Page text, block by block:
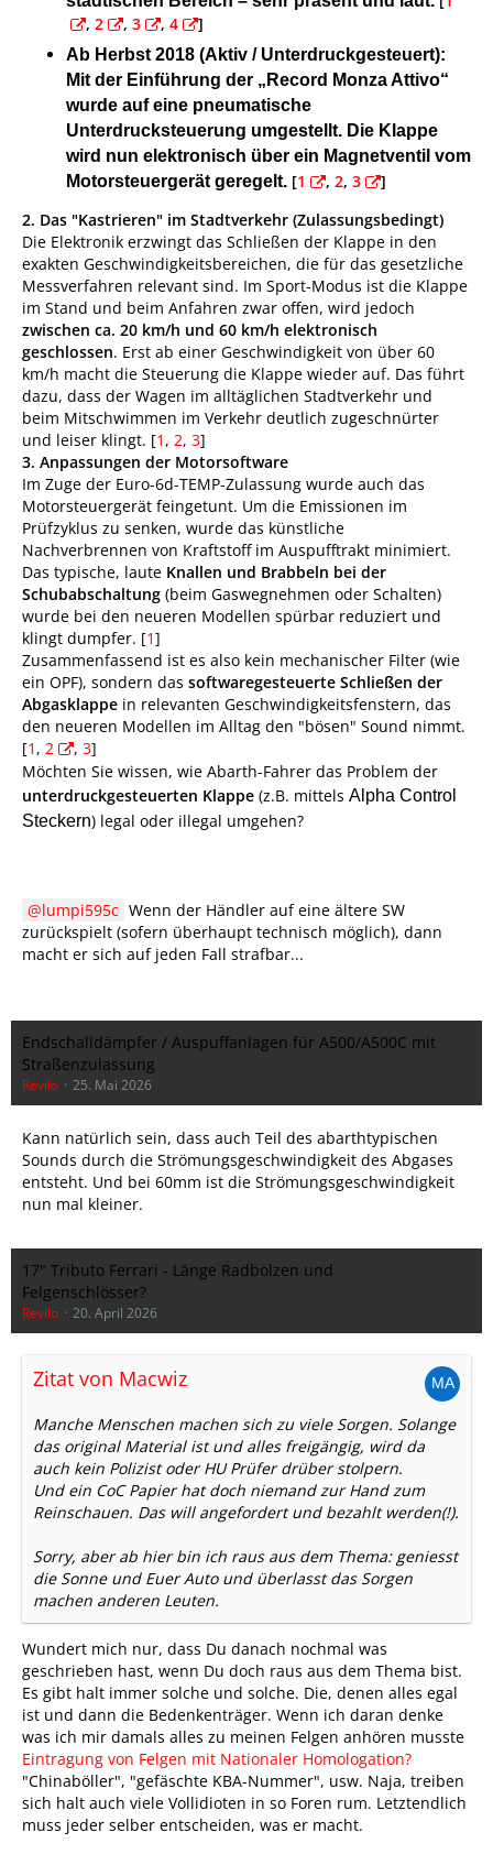
, 2 , 3 , 4 ]
Ab Herbst 2018 (Aktiv / Unterdruckgesteuert):
Mit der Einführung der „Record Monza Attivo“
wurde auf eine pneumatische
Unterdrucksteuerung umgestellt. Die Klappe
wird nun elektronisch über ein Magnetventil vom
Motorsteuergerät geregelt. [1 , 2, 3
]
2. Das "Kastrieren" im Stadtverkehr (Zulassungsbedingt)
Die Elektronik erzwingt das Schließen der Klappe in den
exakten Geschwindigkeitsbereichen, die für das gesetzliche
Messverfahren relevant sind. Im Sport-Modus ist die Klappe
im Stand und beim Anfahren zwar offen, wird jedoch
zwischen ca. 20 km/h und 60 km/h elektronisch
geschlossen. Erst ab einer Geschwindigkeit von über 60
km/h macht die Steuerung die Klappe wieder auf. Das führt
dazu, dass der Wagen im alltäglichen Stadtverkehr und
beim Mitschwimmen im Verkehr deutlich zugeschnürter
und leiser klingt. [1 , 2, 3]
3. Anpassungen der Motorsoftware
Im Zuge der Euro-6d-TEMP-Zulassung wurde auch das
Motorsteuergerät feingetunt. Um die Emissionen im
Prüfzyklus zu senken, wurde das künstliche
Nachverbrennen von Kraftstoff im Auspufftrakt minimiert.
Das typische, laute Knallen und Brabbeln bei der
Schubabschaltung (beim Gaswegnehmen oder Schalten)
wurde bei den neueren Modellen spürbar reduziert und
klingt dumpfer. [1]
Zusammenfassend ist es also kein mechanischer Filter (wie
ein OPF), sondern das softwaregesteuerte Schließen der
Abgasklappe in relevanten Geschwindigkeitsfenstern, das
den neueren Modellen im Alltag den "bösen" Sound nimmt.
[1 , 2 , 3]
Möchten Sie wissen, wie Abarth-Fahrer das Problem der
unterdruckgesteuerten Klappe (z.B. mittels Alpha Control
Steckern) legal oder illegal umgehen?
lumpi595c Wenn der Händler auf eine ältere SW
zurückspielt (sofern überhaupt technisch möglich), dann
macht er sich auf jeden Fall strafbar...
Endschalldämpfer / Auspuffanlagen für A500/A500C mit
Straßenzulassung
Revilo 25. Mai 2026
Kann natürlich sein, dass auch Teil des abarthtypischen
Sounds durch die Strömungsgeschwindigkeit des Abgases
entsteht. Und bei 60mm ist die Strömungsgeschwindigkeit
nun mal kleiner.
17" Tributo Ferrari - Länge Radbolzen und
Felgenschlösser?
Revilo 20. April 2026
Zitat von Macwiz
Manche Menschen machen sich zu viele Sorgen. Solange
das original Material ist und alles freigängig, wird da
auch kein Polizist oder HU Prüfer drüber stolpern.
Und ein CoC Papier hat doch niemand zur Hand zum
Reinschauen. Das will angefordert und bezahlt werden(!).
Sorry, aber ab hier bin ich raus aus dem Thema: geniesst
die Sonne und Euer Auto und überlasst das Sorgen
machen anderen Leuten.
Wundert mich nur, dass Du danach nochmal was
geschrieben hast, wenn Du doch raus aus dem Thema bist.
Es gibt halt immer solche und solche. Die, denen alles egal
ist und dann die Bedenkenträger. Wenn ich daran denke
was ich mir damals alles zu meinen Felgen anhören musste
Eintragung von Felgen mit Nationaler Homologation?
"Chinaböller", "gefäschte KBA-Nummer", usw. Naja, treiben
sich halt auch viele Vollidioten in so Foren rum. Letztendlich
muss jeder selber entscheiden, was er macht.